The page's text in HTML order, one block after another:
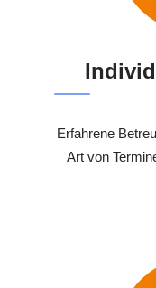
Erfahrene
Art von